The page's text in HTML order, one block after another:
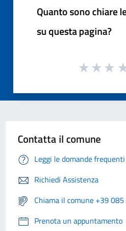
Quanto sono chiare
su questa pagina?
Contatta il comune
Leggi le domande frequenti
Richiedi Assistenza
Chiama il comune +39
Prenota un appuntamento